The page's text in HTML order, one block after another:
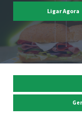
Ligar Agora